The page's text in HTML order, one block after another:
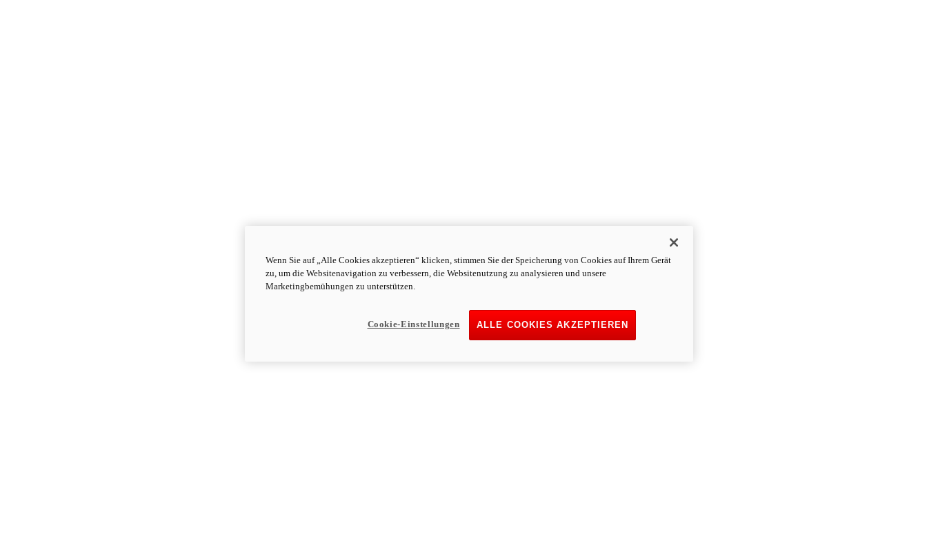
Wenn Sie auf „Alle Cookies akzeptieren“ klicken, stimmen Sie der Speicherung von Cookies auf Ihrem Gerät
zu, um die Websitenavigation zu verbessern, die Websitenutzung zu analysieren und unsere
Marketingbemühungen zu unterstützen.
ALLE COOKIES AKZEPTIEREN
Cookie-Einstellungen